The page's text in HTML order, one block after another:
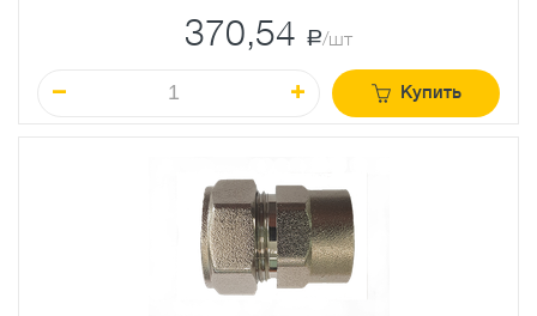
370,54 a/шт
Купить